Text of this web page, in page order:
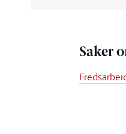
Saker